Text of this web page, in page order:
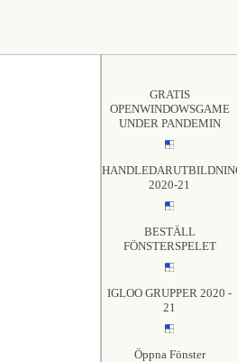
GRATIS
OPENWINDOWSGAME
UNDER PANDEMIN
2020-21
BESTÄLL
FÖNSTERSPELET
IGLOO GRUPPER 2020 -
21
Öppna Fönster